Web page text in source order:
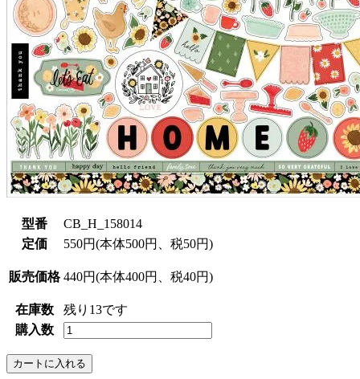
型番
CB_H_158014
定価
550円(本体500円、税50円)
販売価格 440円(本体400円、税40円)
在庫数
残り13です
購入数